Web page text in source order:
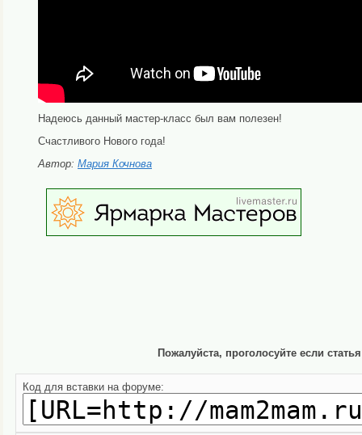
Надеюсь данный мастер-класс был вам полезен!
Счастливого Нового года!
Автор: Мария Кочнова
Пожалуйста, проголосуйте если
Код для вставки на форуме: